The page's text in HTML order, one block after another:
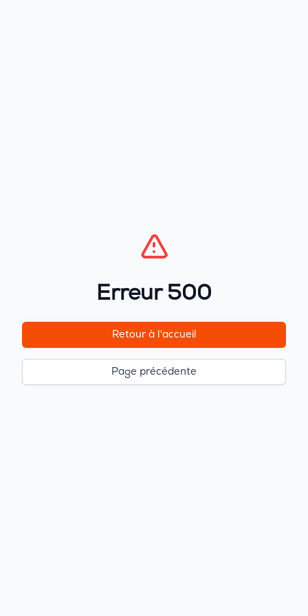
Erreur 500
Retour à l'accueil
Page précédente